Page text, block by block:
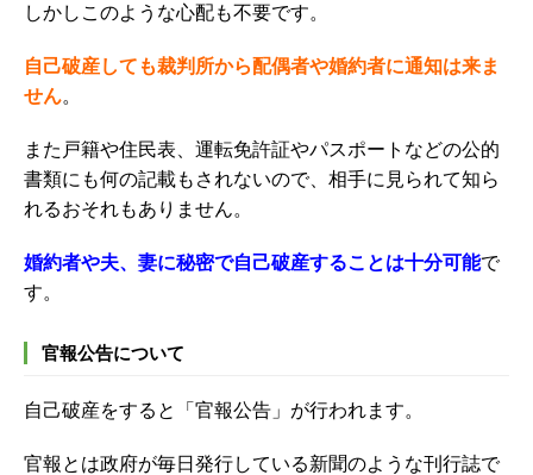
しかしこのような心配も不要です。
自己破産しても裁判所から配偶者や婚約者に通知は来ま
せん。
また戸籍や住民表、運転免許証やパスポートなどの公的
書類にも何の記載もされないので、相手に見られて知ら
れるおそれもありません。
婚約者や夫、妻に秘密で自己破産することは十分可能で
す。
官報公告について
自己破産をすると「官報公告」が行われます。
官報とは政府が毎日発行している新聞のような刊行誌で